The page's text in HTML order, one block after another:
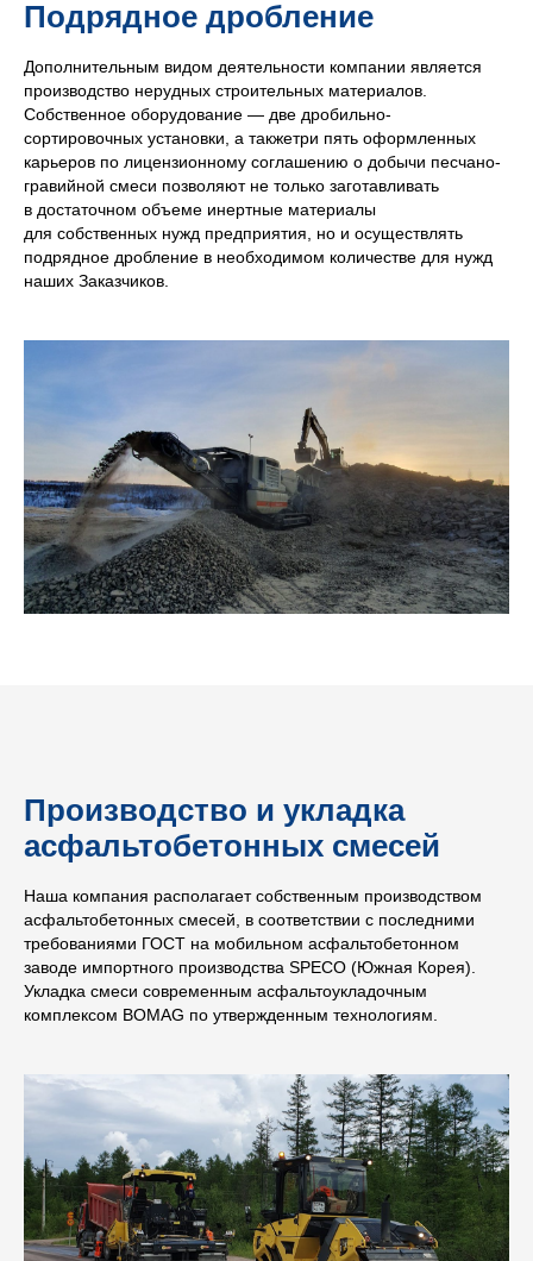
Подрядное дробление
Дополнительным видом деятельности компании является
производство нерудных строительных материалов.
Собственное оборудование — две дробильно-
сортировочных установки, а такжетри пять оформленных
карьеров по лицензионному соглашению о добычи песчано-
гравийной смеси позволяют не только заготавливать
в достаточном объеме инертные материалы
для собственных нужд предприятия, но и осуществлять
подрядное дробление в необходимом количестве для нужд
наших Заказчиков.
Производство и укладка
асфальтобетонных смесей
Наша компания располагает собственным производством
асфальтобетонных смесей, в соответствии с последними
требованиями ГОСТ на мобильном асфальтобетонном
заводе импортного производства SPECO (Южная Корея).
Укладка смеси современным асфальтоукладочным
комплексом BOMAG по утвержденным технологиям.